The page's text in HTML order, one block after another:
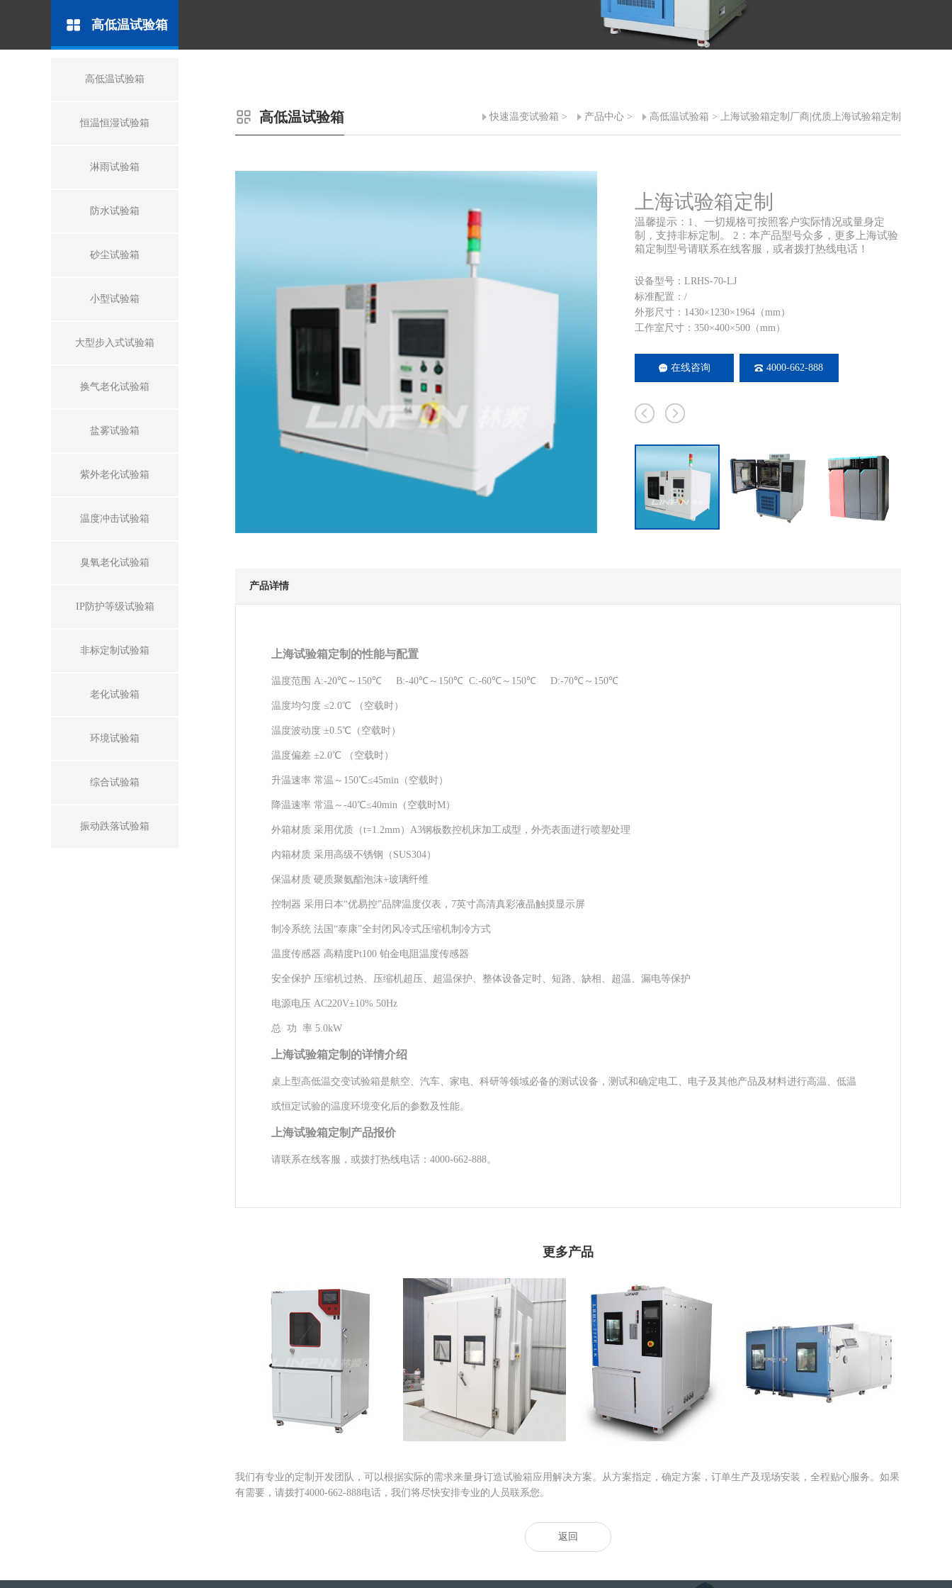
高低温试验箱
高低温试验箱
恒温恒湿试验箱
淋雨试验箱
防水试验箱
砂尘试验箱
小型试验箱
大型步入式试验箱
换气老化试验箱
盐雾试验箱
紫外老化试验箱
温度冲击试验箱
臭氧老化试验箱
IP防护等级试验箱
非标定制试验箱
老化试验箱
环境试验箱
综合试验箱
振动跌落试验箱
高低温试验箱 快速温变试验箱 > 产品中心 > 高低温试验箱 > 上海试验箱定制厂商|优质上海试验箱定制
上海试验箱定制
温馨提示：1、一切规格可按照客户实际情况或量身定
制，支持非标定制。 2：本产品型号众多，更多上海试验
箱定制型号请联系在线客服，或者拨打热线电话！
设备型号：LRHS-70-LJ
标准配置：/
外形尺寸：1430×1230×1964（mm）
工作室尺寸：350×400×500（mm）
在线咨询 4000-662-888
产品详情
上海试验箱定制的性能与配置
温度范围 A:-20℃～150℃ B:-40℃～150℃ C:-60℃～150℃ D:-70℃～150℃
温度均匀度 ≤2.0℃ （空载时）
温度波动度 ±0.5℃（空载时）
温度偏差 ±2.0℃ （空载时）
升温速率 常温～150℃≤45min（空载时）
降温速率 常温～-40℃≤40min（空载时M）
外箱材质 采用优质（t=1.2mm）A3钢板数控机床加工成型，外壳表面进行喷塑处理
内箱材质 采用高级不锈钢（SUS304）
保温材质 硬质聚氨酯泡沫+玻璃纤维
控制器 采用日本“优易控”品牌温度仪表，7英寸高清真彩液晶触摸显示屏
制冷系统 法国“泰康”全封闭风冷式压缩机制冷方式
温度传感器 高精度Pt100 铂金电阻温度传感器
安全保护 压缩机过热、压缩机超压、超温保护、整体设备定时、短路、缺相、超温、漏电等保护
电源电压 AC220V±10% 50Hz
总 功 率 5.0kW
上海试验箱定制的详情介绍
桌上型高低温交变试验箱是航空、汽车、家电、科研等领域必备的测试设备，测试和确定电工、电子及其他产品及材料进行高温、低温
或恒定试验的温度环境变化后的参数及性能。
上海试验箱定制产品报价
请联系在线客服，或拨打热线电话：4000-662-888。
更多产品
砂尘试验箱|沙尘试验箱 步入式砂尘试验箱|大型步 快速温变试验箱|快速温度 大型快速温度变化试验箱
我们有专业的定制开发团队，可以根据实际的需求来量身订造试验箱应用解决方案。从方案指定，确定方案，订单生产及现场安装，全程贴心服务。如果
有需要，请拨打4000-662-888电话，我们将尽快安排专业的人员联系您。
返回